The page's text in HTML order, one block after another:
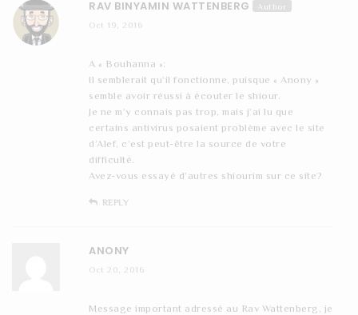
RAV BINYAMIN WATTENBERG
Author
Oct 19, 2016
A « Bouhanna »:
Il semblerait qu’il fonctionne, puisque « Anony »
semble avoir réussi à écouter le shiour.
Je ne m’y connais pas trop, mais j’ai lu que
certains antivirus posaient problème avec le site
d’Alef, c’est peut-être la source de votre
difficulté.
Avez-vous essayé d’autres shiourim sur ce site?
REPLY
ANONY
Oct 20, 2016
Message important adressé au Rav Wattenberg, je